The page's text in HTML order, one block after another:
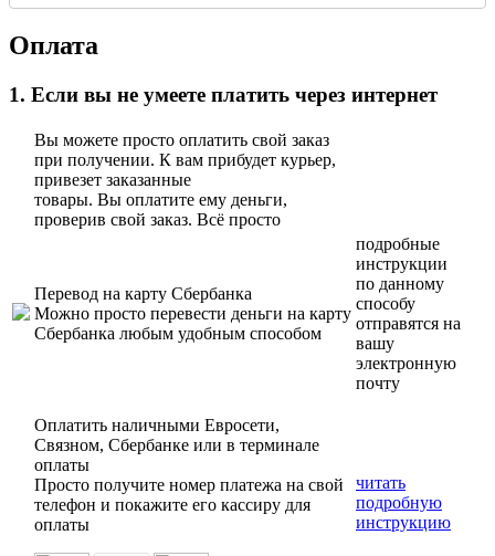
Оплата
1. Если вы не умеете платить через интернет
Вы можете просто оплатить свой заказ
при получении. К вам прибудет курьер,
привезет заказанные
товары. Вы оплатите ему деньги,
проверив свой заказ. Всё просто
Перевод на карту Сбербанка
Можно просто перевести деньги на карту
Сбербанка любым удобным способом
подробные
инструкции
по данному
способу
отправятся на
вашу
электронную
почту
Оплатить наличными Евросети,
Связном, Сбербанке или в терминале
оплаты
Просто получите номер платежа на свой
телефон и покажите его кассиру для
оплаты
читать
подробную
инструкцию